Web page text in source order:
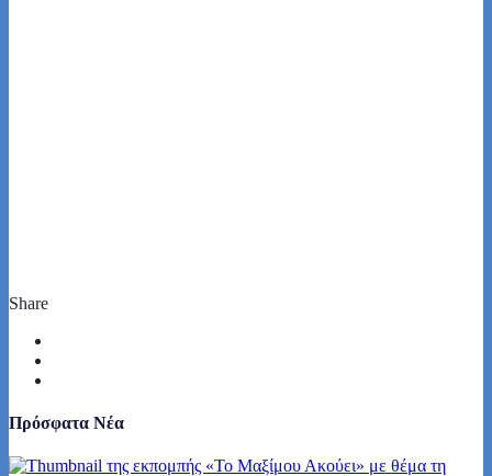
Share
Πρόσφατα Νέα